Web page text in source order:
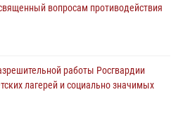
вопросам противодействия
работы Росгвардии
лагерей и социально значимых